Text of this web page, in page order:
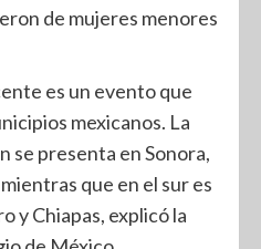
de mujeres menores
es un evento que
mexicanos. La
se presenta en Sonora,
que en el sur es
y Chiapas, explicó la